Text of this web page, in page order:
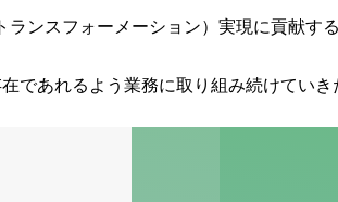
ンスフォーメーション）実現に貢献する
であれるよう業務に取り組み続けていき